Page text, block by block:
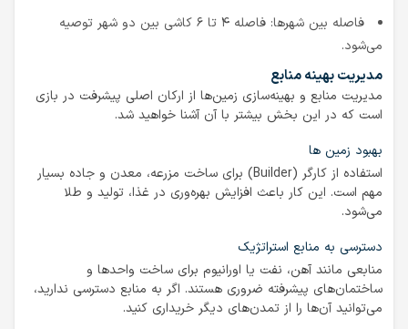
فاصله بین شهرها: فاصله ۴ تا ۶ کاشی بین دو شهر توصیه
می‌شود.
مدیریت بهینه منابع
مدیریت منابع و بهینه‌سازی زمین‌ها از ارکان اصلی پیشرفت در بازی
است که در این بخش بیشتر با آن آشنا خواهید شد.
بهبود زمین ‌ها
استفاده از کارگر (Builder) برای ساخت مزرعه، معدن و جاده بسیار
مهم است. این کار باعث افزایش بهره‌وری در غذا، تولید و طلا
می‌شود.
دسترسی به منابع استراتژیک
منابعی مانند آهن، نفت یا اورانیوم برای ساخت واحدها و
ساختمان‌های پیشرفته ضروری هستند. اگر به منابع دسترسی ندارید،
می‌توانید آن‌ها را از تمدن‌های دیگر خریداری کنید.